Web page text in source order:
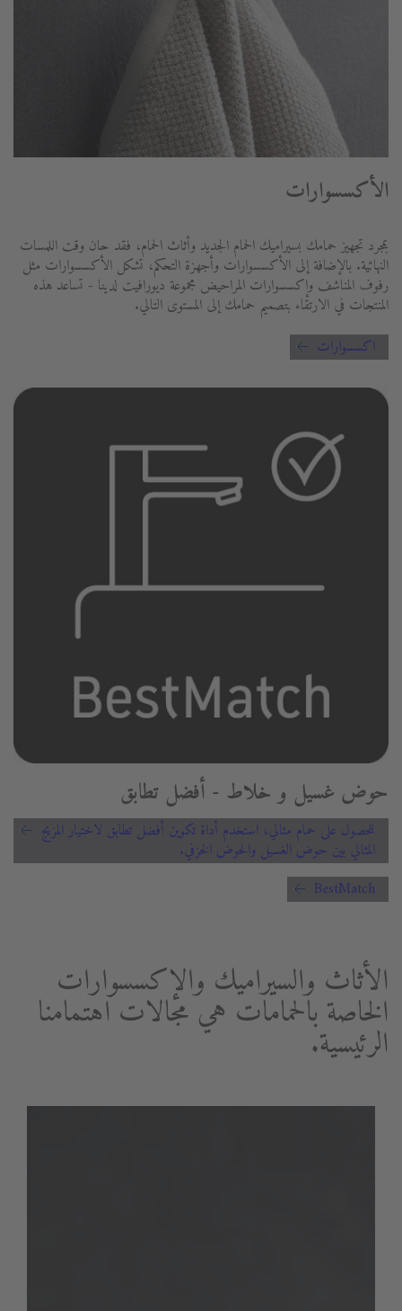
الأكسسوارات
بمجرد تجهيز حمامك بسيراميك الحمام الجديد وأثاث الحمام، فقد حان وقت اللمسات
النهائية. بالإضافة إلى الأكسسوارات وأجهزة التحكم، تشكل الأكسسوارات مثل
رفوف المناشف وإكسسوارات المراحيض مجموعة ديورافيت لدينا - تساعد هذه
المنتجات في الارتقاء بتصميم حمامك إلى المستوى التالي.
اكسسوارات
حوض غسيل و خلاط - أفضل تطابق
للحصول على حمام مثالي، استخدم أداة تكوين أفضل تطابق لاختيار المزيج
المثالي بين حوض الغسيل والحوض الخزفي.
BestMatch
الأثاث والسيراميك والإكسسوارات
الخاصة بالحمامات هي مجالات اهتمامنا
الرئيسية.